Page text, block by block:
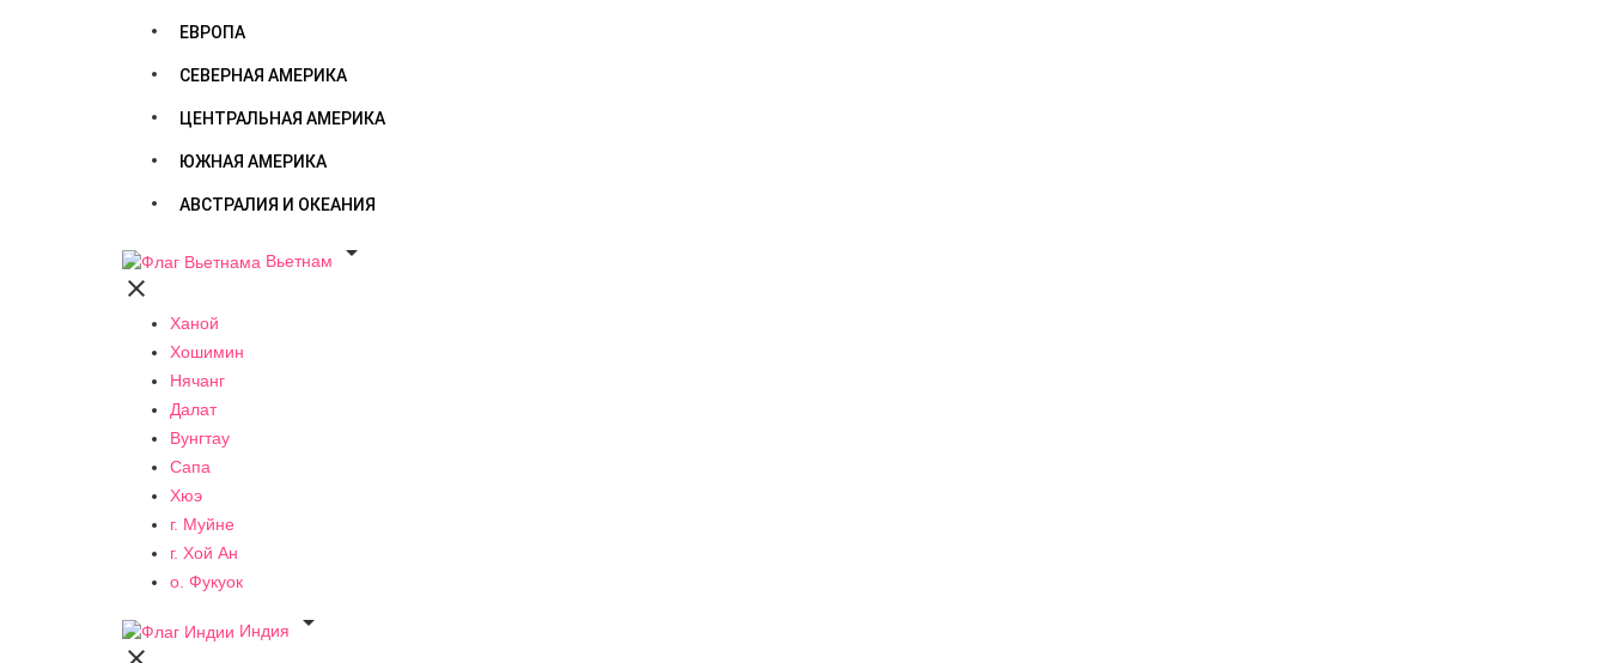
ЕВРОПА
СЕВЕРНАЯ АМЕРИКА
ЦЕНТРАЛЬНАЯ АМЕРИКА
ЮЖНАЯ АМЕРИКА
АВСТРАЛИЯ И ОКЕАНИЯ
Вьетнам


Ханой
Хошимин
Нячанг
Далат
Вунгтау
Сапа
Хюэ
г. Муйне
г. Хой Ан
о. Фукуок
Индия
